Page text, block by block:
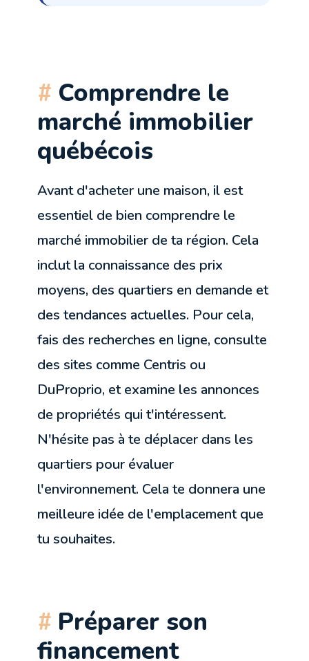
Comprendre le
marché immobilier
québécois
Avant d'acheter une maison, il est
essentiel de bien comprendre le
marché immobilier de ta région. Cela
inclut la connaissance des prix
moyens, des quartiers en demande et
des tendances actuelles. Pour cela,
fais des recherches en ligne, consulte
des sites comme Centris ou
DuProprio, et examine les annonces
de propriétés qui t'intéressent.
N'hésite pas à te déplacer dans les
quartiers pour évaluer
l'environnement. Cela te donnera une
meilleure idée de l'emplacement que
tu souhaites.
Préparer son
financement